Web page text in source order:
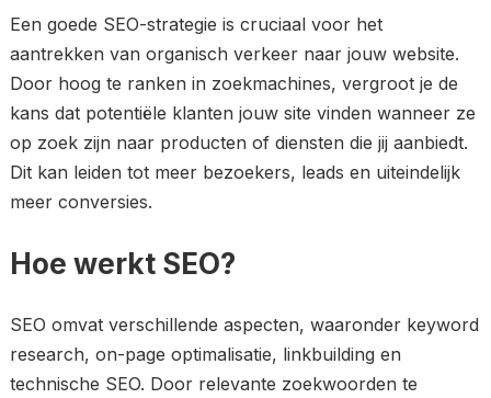
Een goede SEO-strategie is cruciaal voor het
aantrekken van organisch verkeer naar jouw website.
Door hoog te ranken in zoekmachines, vergroot je de
kans dat potentiële klanten jouw site vinden wanneer ze
op zoek zijn naar producten of diensten die jij aanbiedt.
Dit kan leiden tot meer bezoekers, leads en uiteindelijk
meer conversies.
Hoe werkt SEO?
SEO omvat verschillende aspecten, waaronder keyword
research, on-page optimalisatie, linkbuilding en
technische SEO. Door relevante zoekwoorden te